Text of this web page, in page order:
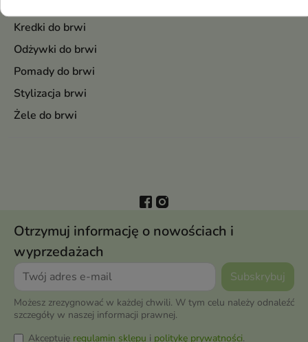
Kredki do brwi
Odżywki do brwi
Pomady do brwi
Stylizacja brwi
Żele do brwi
Otrzymuj informację o nowościach i
wyprzedażach
Możesz zrezygnować w każdej chwili. W tym celu należy odnaleźć
szczegóły w naszej informacji prawnej.
Akceptuję regulamin sklepu i politykę prywatności.